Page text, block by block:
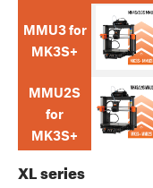
MMU3 for
MK3S+
MMU2S
for
MK3S+
XL series